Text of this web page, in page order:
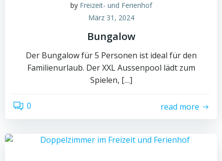
by Freizeit- und Ferienhof
März 31, 2024
Bungalow
Der Bungalow für 5 Personen ist ideal für den
Familienurlaub. Der XXL Aussenpool lädt zum
Spielen, […]
0 read more